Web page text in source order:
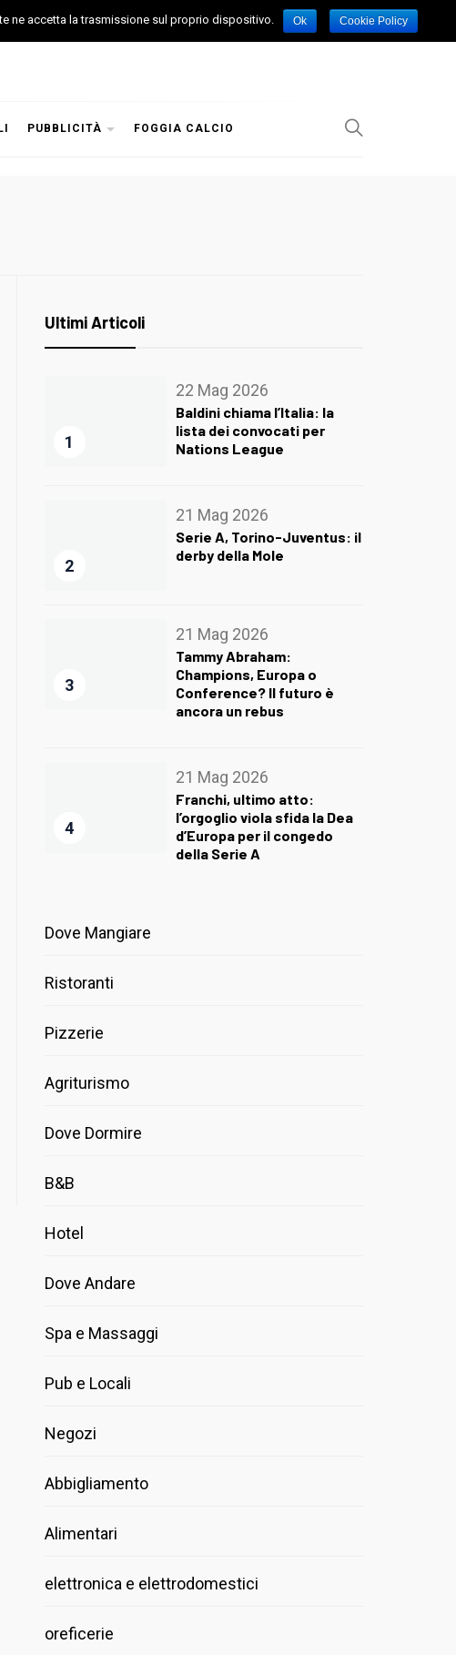
PUBBLICITÀ FOGGIA CALCIO
Ultimi Articoli
1
22 Mag 2026
Baldini chiama l’Italia: la
lista dei convocati per
Nations League
2
21 Mag 2026
Serie A, Torino-Juventus: il
derby della Mole
3
21 Mag 2026
Tammy Abraham:
Champions, Europa o
Conference? Il futuro è
ancora un rebus
4
21 Mag 2026
Franchi, ultimo atto:
l’orgoglio viola sfida la Dea
d’Europa per il congedo
della Serie A
Dove Mangiare
Ristoranti
Pizzerie
Agriturismo
Dove Dormire
B&B
Hotel
Dove Andare
Spa e Massaggi
Pub e Locali
Negozi
Abbigliamento
Alimentari
elettronica e elettrodomestici
oreficerie
ne accetta la trasmissione sul proprio dispositivo. Ok Cookie Policy